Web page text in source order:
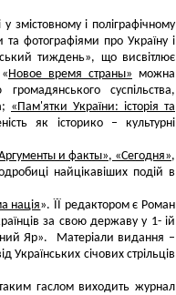
змістовному і поліграфічному
фотографіями про Україну і
тиждень», що висвітлює
Новое время страны» можна
суспільства,
«Пам'ятки України: історія та
як історико – культурні
и факты», «Сегодня»,
найцікавіших подій в
нація». ЇЇ редактором є Роман
за свою державу у 1- ій
Яр». Матеріали видання –
Українських січових стрільців
гаслом виходить журнал